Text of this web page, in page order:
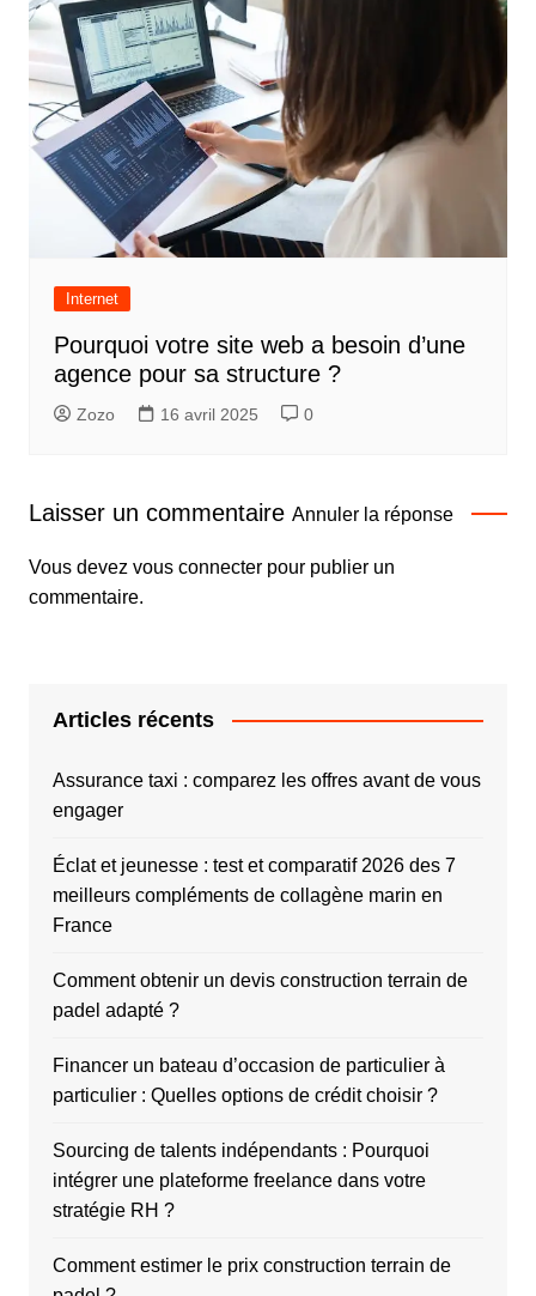
Internet
Pourquoi votre site web a besoin d’une
agence pour sa structure ?
Zozo 16 avril 2025 0
Laisser un commentaire Annuler la réponse
Vous devez vous connecterpour publier un
commentaire.
Articles récents
Assurance taxi : comparez les offres avant de vous
engager
Éclat et jeunesse : test et comparatif 2026 des 7
meilleurs compléments de collagène marin en
France
Comment obtenir un devis construction terrain de
padel adapté ?
Financer un bateau d’occasion de particulier à
particulier : Quelles options de crédit choisir ?
Sourcing de talents indépendants : Pourquoi
intégrer une plateforme freelance dans votre
stratégie RH ?
Comment estimer le prix construction terrain de